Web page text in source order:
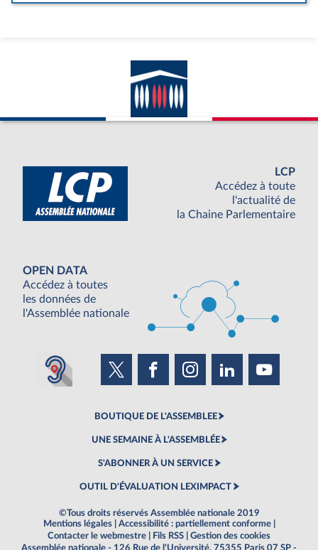
LCP
Accédez à toute
l'actualité de
la Chaine Parlementaire
OPEN DATA
Accédez à toutes
les données de
l'Assemblée nationale
BOUTIQUE DE L'ASSEMBLEE
UNE SEMAINE À L'ASSEMBLÉE
S'ABONNER À UN SERVICE
OUTIL D'ÉVALUATION LEXIMPACT
©Tous droits réservés Assemblée nationale 2019
Mentions légales
Accessibilité : partiellement conforme
Contacter le webmestre
Fils RSS
Gestion des cookies
Assemblée nationale - 126 Rue de l'Université, 75355 Paris 07 SP -